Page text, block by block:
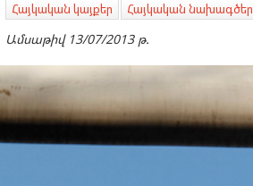
Հայկական կայքեր Հայկական նախագծեր
Ամսաթիվ 13/07/2013 թ.